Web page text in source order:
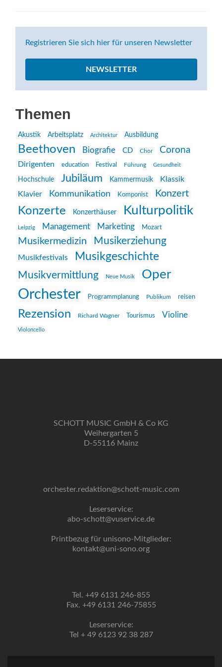
Registrieren Sie sich hier für unseren Newsletter
NEWSLETTER
Themen
Akustik Arbeitsplatz Architektur Ausbildung
Beethoven Biografie CD Chor Corona
Dirigenten education Festival Führung Gesundheit
Hochschule Jubiläum Kammermusik
Klassik
Klavier
Kommunikation Komponist Konzert
Konzerte Konzerthäuser Kulturpolitik
Leipzig Management Marketing Mozart
Musikermedizin Musikerziehung
Musikfestivals Musikgeschichte
Musikvermittlung Neue Musik Oper
Orchester Programmplanung Publikum reisen
Rezension Richard Wagner Tourismus Violine
Violoncello
SCHOTT MUSIC GmbH & Co KG
Weihergarten 5
D-55116 Mainz
orchester.redaktion@schott-music.com
Leserservice:
abo-schott@vuservice.de
Printbezug für unisono-Mitglieder:
kontakt@uni-sono.org
Tel. +49 6131 246-855
Fax. +49 6131 246-75855
Leserservice:
Tel + 49 6123 92 38 287